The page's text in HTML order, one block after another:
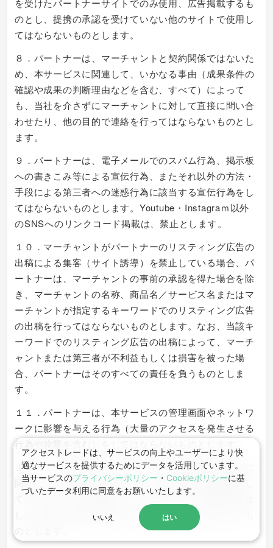
を受けたパートナーサイトでのみ使用、広告掲載するも
のとし、提携の承認を受けていない他のサイトで使用し
てはならないものとします。
８．パートナーは、マーチャントと契約関係ではないた
め、本サービスに関連して、いかなる事由（成果条件の
確認や成果の判断理由などを含む、すべて）によって
も、当社を介さずにマーチャントに対して直接に問い合
わせたり、他の目的で連絡を行ってはならないものとし
ます。
９．パートナーは、電子メールでのスパム行為、掲示板
への書きこみ等による宣伝行為、またそれ以外の方法・
手段による第三者への迷惑行為に該当する宣伝行為をし
てはならないものとします。Youtube・Instagraｍ以外
のSNSへのリンクコード掲載は、禁止とします。
１０．マーチャントがパートナーのリスティング広告の
出稿による集客（サイト誘導）を禁止している場合、パ
ートナーは、マーチャントの事前の承認を得た場合を除
き、マーチャントの名称、商品名／サービス名またはマ
ーチャントが指定するキーワードでのリスティング広告
の出稿を行ってはならないものとします。なお、当該キ
ーワードでのリスティング広告の出稿によって、マーチ
ャントまたは第三者が不利益もしくは損害を被った場
合、パートナーはそのすべての責任を負うものとしま
す。
１１．パートナーは、本サービスの管理画面やネットワ
ークに影響を与える行為（大量のアクセスを発生させる
行為や攻撃を含む）をしてはならないものとします。
１２．パートナーはビジターに対し、対象となる広告に
関連して、解約を前提とするような紹介や返品を推奨し
ているかのような表現など、マーチャントの意図に適合
しない解約や返品を助長する行為を行ってはならないも
のとします。
アクセストレードは、サービスの向上やユーザーにより快
適なサービスを提供するためにデータを活用しています。
当サービスのプライバシーポリシー ・ Cookieポリシーに基
づいたデータ利⽤に同意をお願いいたします。
いいえ はい